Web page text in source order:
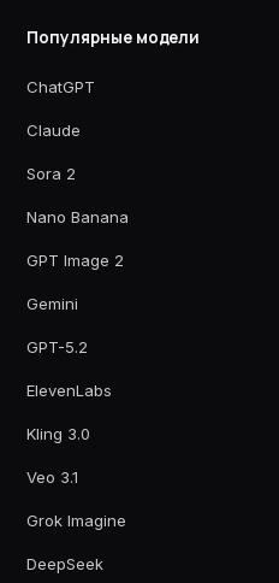
Популярные модели
ChatGPT
Claude
Sora 2
Nano Banana
GPT Image 2
Gemini
GPT-5.2
ElevenLabs
Kling 3.0
Veo 3.1
Grok Imagine
DeepSeek